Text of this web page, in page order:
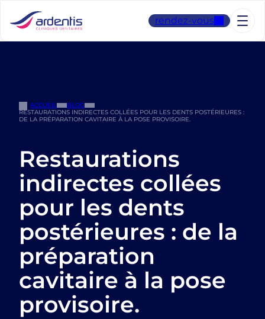
contenu
rendez-vous
ACCUEIL
BLOG
RESTAURATIONS INDIRECTES COLLÉES POUR LES DENTS POSTÉRIEURES :
DE LA PRÉPARATION CAVITAIRE À LA POSE PROVISOIRE.
Restaurations
indirectes collées
pour les dents
postérieures : de la
préparation
cavitaire à la pose
provisoire.